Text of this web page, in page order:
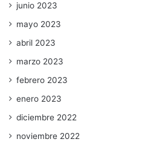
junio 2023
mayo 2023
abril 2023
marzo 2023
febrero 2023
enero 2023
diciembre 2022
noviembre 2022